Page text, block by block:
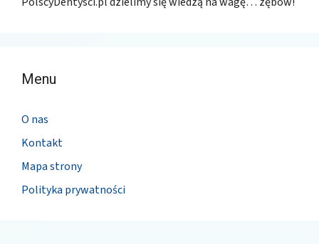
Menu
O nas
Kontakt
Mapa strony
Polityka prywatności